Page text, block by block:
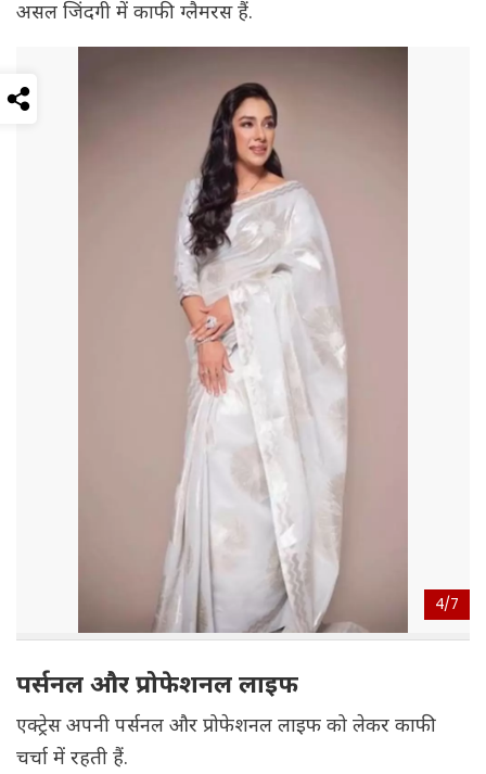
असल जिंदगी में काफी ग्लैमरस हैं.
4/7
पर्सनल और प्रोफेशनल लाइफ
एक्ट्रेस अपनी पर्सनल और प्रोफेशनल लाइफ को लेकर काफी
चर्चा में रहती हैं.